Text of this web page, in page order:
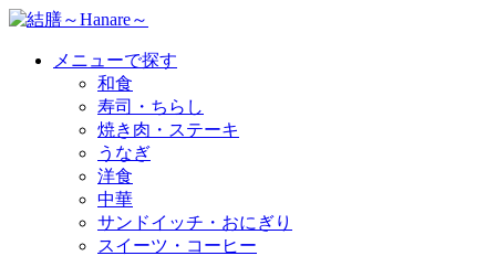
メニューで探す
和食
寿司・ちらし
焼き肉・ステーキ
うなぎ
洋食
中華
サンドイッチ・おにぎり
スイーツ・コーヒー